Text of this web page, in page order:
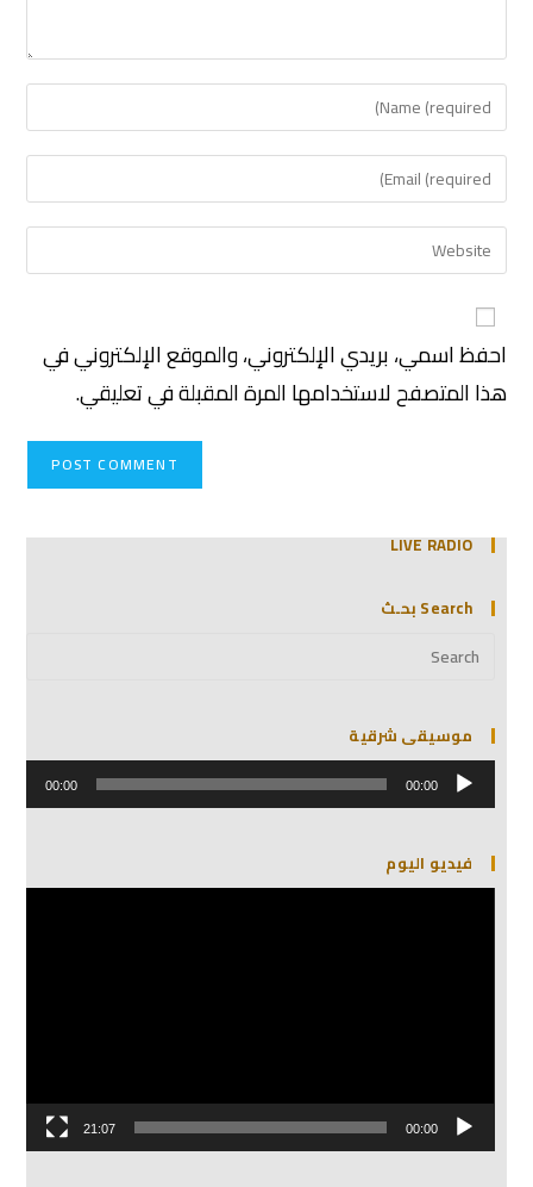
احفظ اسمي، بريدي الإلكتروني، والموقع الإلكتروني في
هذا المتصفح لاستخدامها المرة المقبلة في تعليقي.
LIVE RADIO
Search بحـث
موسيقى شرقية
مشغل
الصوت 00:00
00:00
فيديو اليوم
مشغل
00:00
21:07